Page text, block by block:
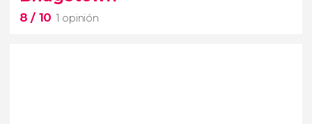
8/ 10 1 opinión